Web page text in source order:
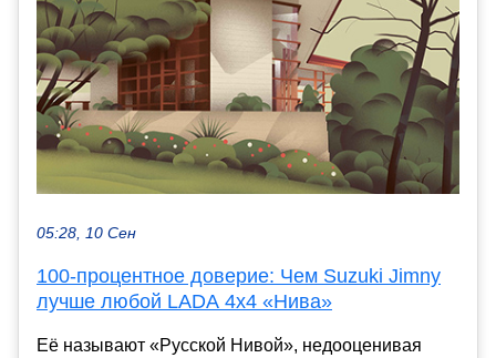
05:28, 10 Сен
100-процентное доверие: Чем Suzuki Jimny
лучше любой LADA 4x4 «Нива»
Её называют «Русской Нивой», недооценивая